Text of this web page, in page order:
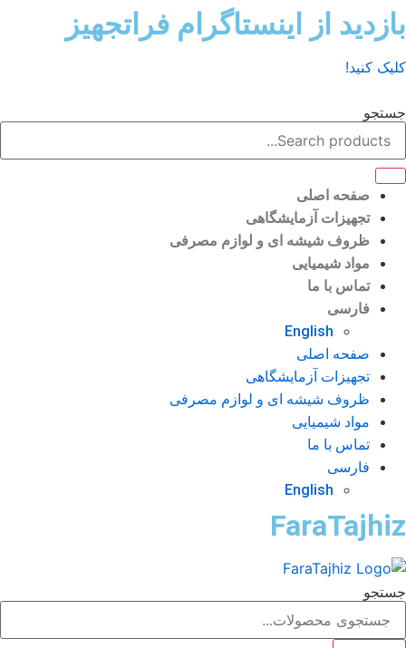
از اینستاگرام فراتجهیز
کنید!
صفحه اصلی
تجهیزات آزمایشگاهی
ظروف شیشه ای و لوازم مصرفی
مواد شیمیایی
تماس با ما
فارسی
English
صفحه اصلی
تجهیزات آزمایشگاهی
ظروف شیشه ای و لوازم مصرفی
مواد شیمیایی
تماس با ما
فارسی
English